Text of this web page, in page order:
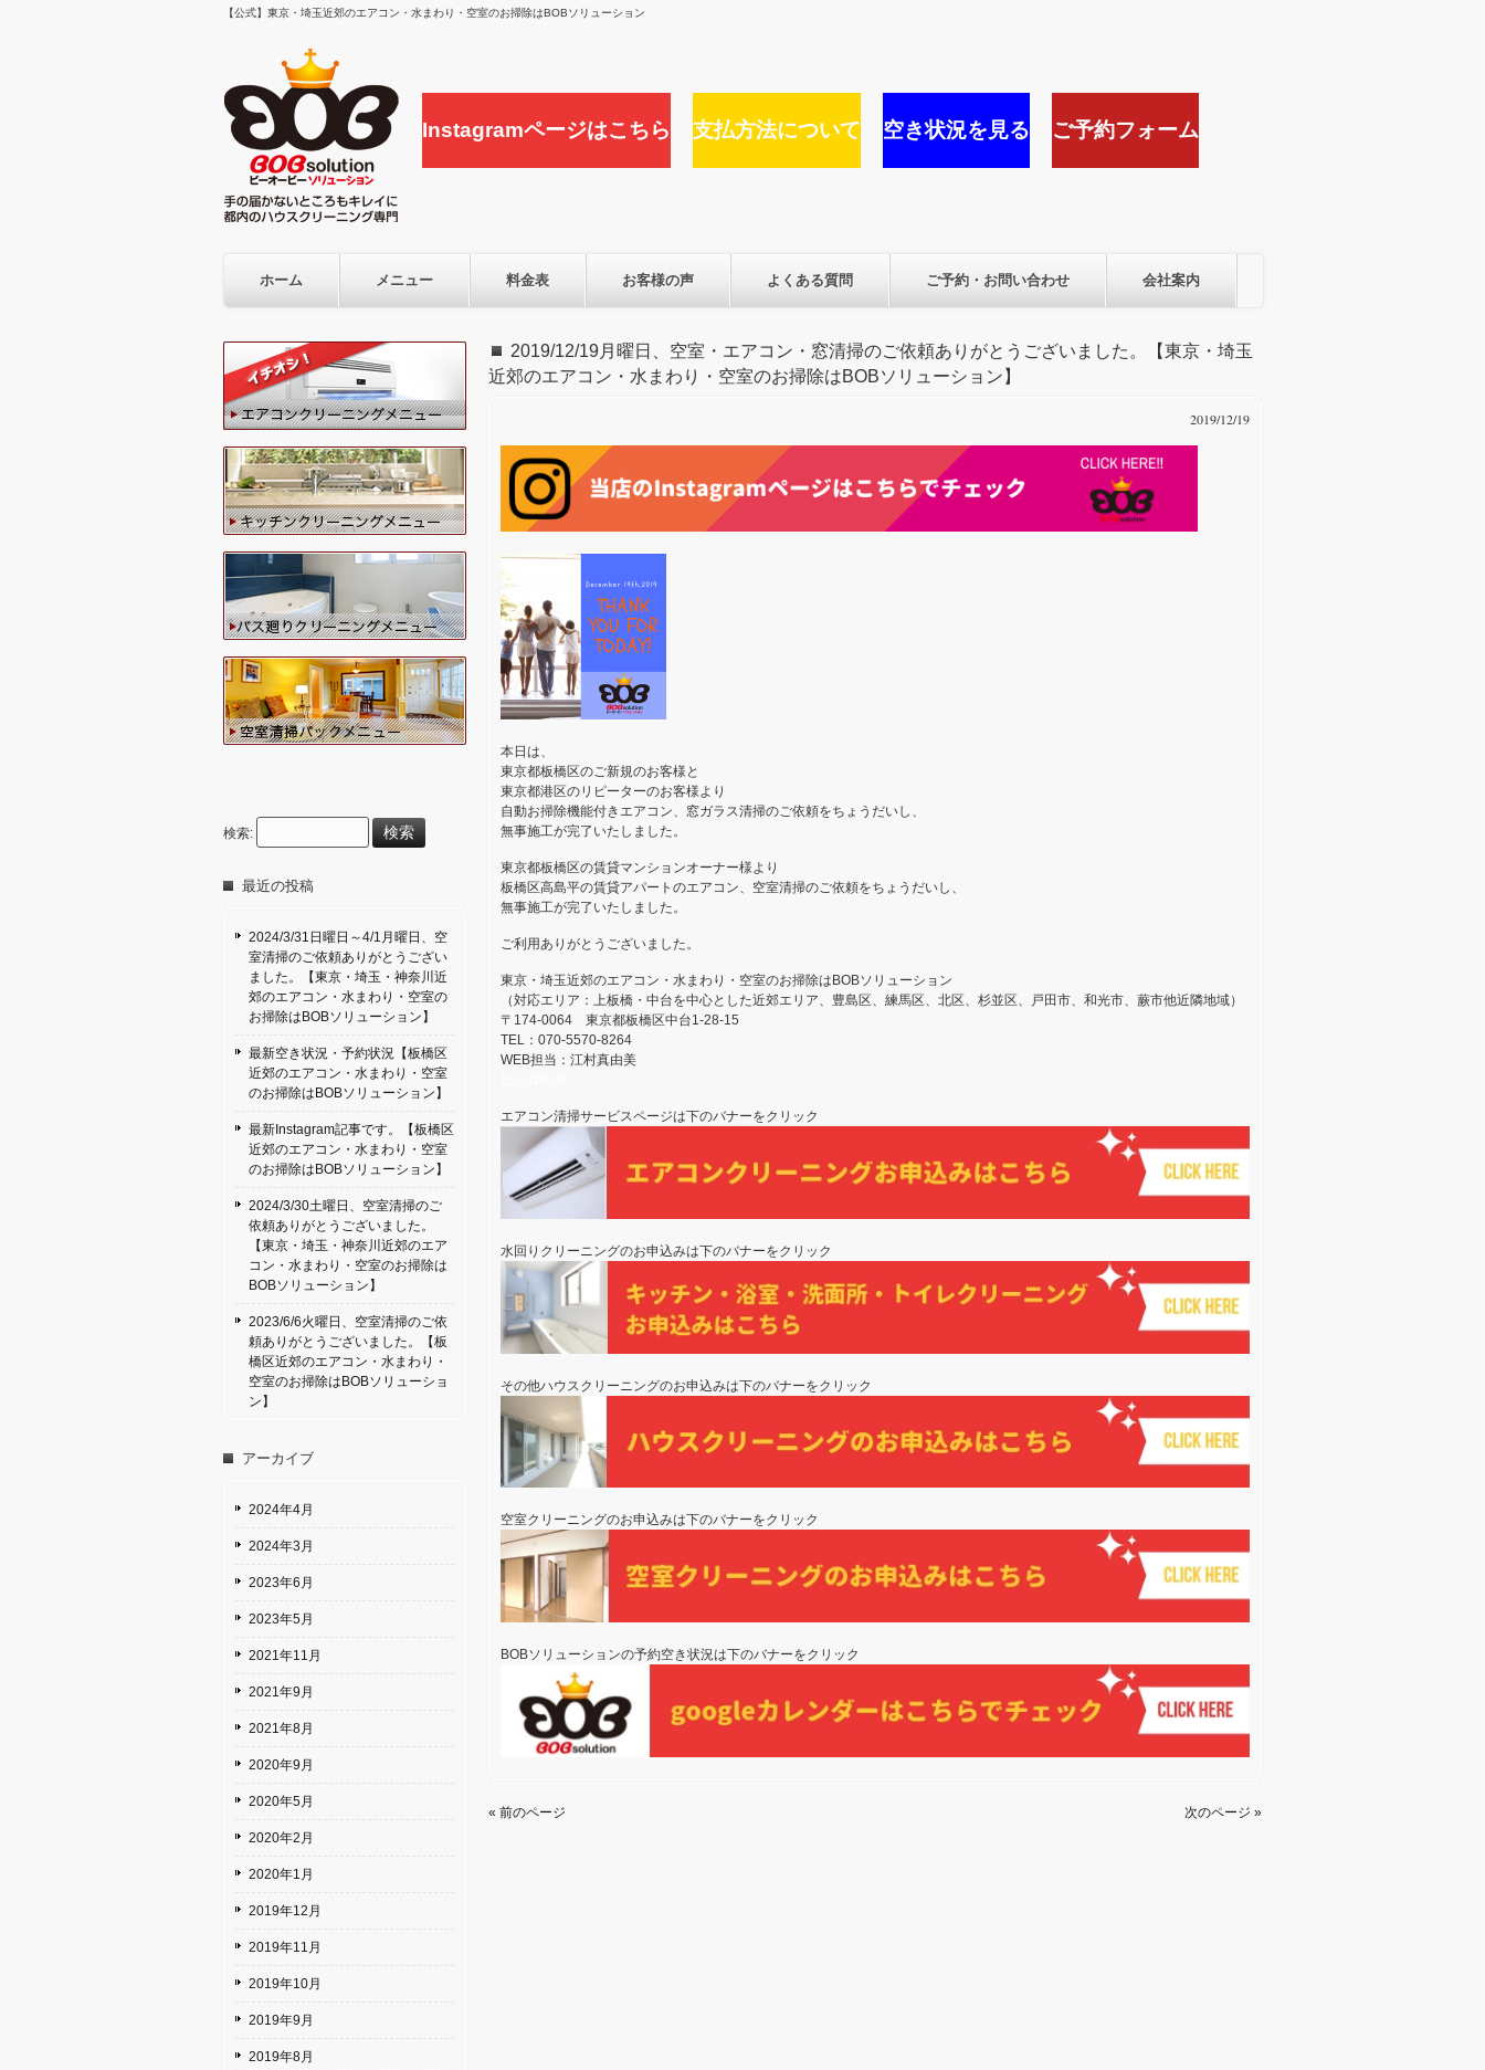
【公式】東京・埼玉近郊のエアコン・水まわり・空室のお掃除はBOBソリューション
ご予約フォーム
空き状況を見る
支払方法について
Instagramページはこちら
ホーム メニュー 料金表 お客様の声 よくある質問 ご予約・お問い合わせ 会社案内
2019/12/19月曜日、空室・エアコン・窓清掃のご依頼ありがとうございました。【東京・埼玉
近郊のエアコン・水まわり・空室のお掃除はBOBソリューション】
2019/12/19
本日は、
東京都板橋区のご新規のお客様と
東京都港区のリピーターのお客様より
自動お掃除機能付きエアコン、窓ガラス清掃のご依頼をちょうだいし、
無事施工が完了いたしました。
東京都板橋区の賃貸マンションオーナー様より
板橋区高島平の賃貸アパートのエアコン、空室清掃のご依頼をちょうだいし、
無事施工が完了いたしました。
ご利用ありがとうございました。
東京・埼玉近郊のエアコン・水まわり・空室のお掃除はBOBソリューション
（対応エリア：上板橋・中台を中心とした近郊エリア、豊島区、練馬区、北区、杉並区、戸田市、和光市、蕨市他近隣地域）
〒174-0064 東京都板橋区中台1-28-15
TEL：070-5570-8264
WEB担当：江村真由美
エアコン清掃サービスページは下のバナーをクリック
水回りクリーニングのお申込みは下のバナーをクリック
その他ハウスクリーニングのお申込みは下のバナーをクリック
空室クリーニングのお申込みは下のバナーをクリック
BOBソリューションの予約空き状況は下のバナーをクリック
« 前のページ 次のページ »
検索:
最近の投稿
2024/3/31日曜日～4/1月曜日、空
室清掃のご依頼ありがとうござい
ました。【東京・埼玉・神奈川近
郊のエアコン・水まわり・空室の
お掃除はBOBソリューション】
最新空き状況・予約状況【板橋区
近郊のエアコン・水まわり・空室
のお掃除はBOBソリューション】
最新Instagram記事です。【板橋区
近郊のエアコン・水まわり・空室
のお掃除はBOBソリューション】
2024/3/30土曜日、空室清掃のご
依頼ありがとうございました。
【東京・埼玉・神奈川近郊のエア
コン・水まわり・空室のお掃除は
BOBソリューション】
2023/6/6火曜日、空室清掃のご依
頼ありがとうございました。【板
橋区近郊のエアコン・水まわり・
空室のお掃除はBOBソリューショ
ン】
アーカイブ
2024年4月
2024年3月
2023年6月
2023年5月
2021年11月
2021年9月
2021年8月
2020年9月
2020年5月
2020年2月
2020年1月
2019年12月
2019年11月
2019年10月
2019年9月
2019年8月